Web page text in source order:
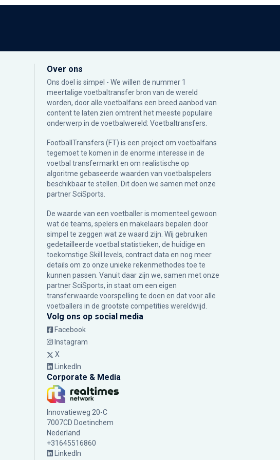
Over ons
Ons doel is simpel - We willen de nummer 1
meertalige voetbaltransfer bron van de wereld
worden, door alle voetbalfans een breed aanbod van
content te laten zien omtrent het meeste populaire
onderwerp in de voetbalwereld: Voetbaltransfers.
FootballTransfers (FT) is een project om voetbalfans
tegemoet te komen in de enorme interesse in de
voetbal transfermarkt en om realistische op
algoritme gebaseerde waarden van voetbalspelers
beschikbaar te stellen. Dit doen we samen met onze
partnerSciSports
De waarde van een voetballer is momenteel gewoon
wat de teams, spelers en makelaars bepalen door
simpel te zeggen wat ze waard zijn. Wij gebruiken
gedetailleerde voetbal statistieken, de huidige en
toekomstige Skill levels, contract data en nog meer
details om zo onze unieke rekenmethodes toe te
kunnen passen. Vanuit daar zijn we, samen met onze
partner SciSports, in staat om een eigen
transferwaarde voorspelling te doen en dat voor alle
voetballers in de grootste competities wereldwijd.
Volg ons op social media
Facebook
Instagram
X
LinkedIn
Corporate & Media
Innovatieweg 20-C
7007CD Doetinchem
Nederland
+31645516860
LinkedIn